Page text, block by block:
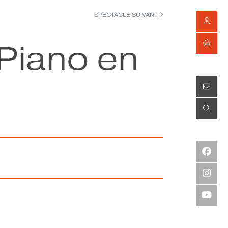
SPECTACLE SUIVANT
en